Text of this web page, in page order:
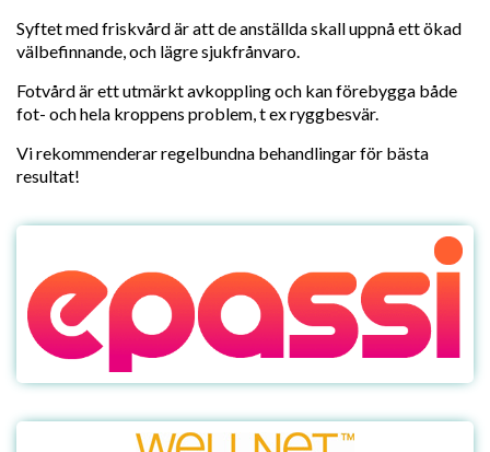
Syftet med friskvård är att de anställda skall uppnå ett ökad
välbefinnande, och lägre sjukfrånvaro.
Fotvård är ett utmärkt avkoppling och kan förebygga både
fot- och hela kroppens problem, t ex ryggbesvär.
Vi rekommenderar regelbundna behandlingar för bästa
resultat!